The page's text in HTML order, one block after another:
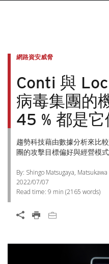
網路資安威脅
Conti 與
病毒集團的
45 % 都是
趨勢科技藉由數據分析來比
團的攻擊目標偏好與經營模式
By: Shingo Matsugaya,
2022/07/07
Read time: 9 min (2165 words)